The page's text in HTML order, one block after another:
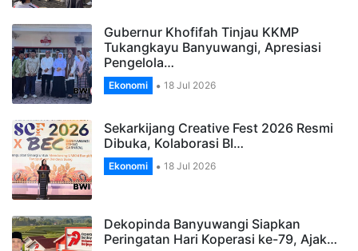
Gubernur Khofifah Tinjau KKMP
Tukangkayu Banyuwangi, Apresiasi
Pengelola…
Ekonomi 18 Jul 2026
Sekarkijang Creative Fest 2026 Resmi
Dibuka, Kolaborasi BI…
Ekonomi 18 Jul 2026
Dekopinda Banyuwangi Siapkan
Peringatan Hari Koperasi ke-79, Ajak…